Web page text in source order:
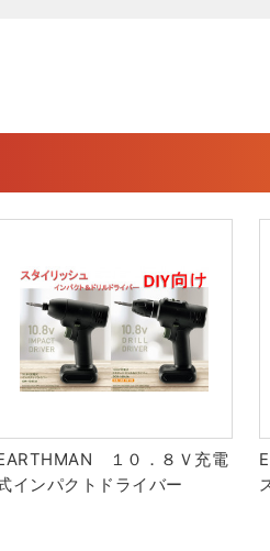
１０．８Ｖ充電
インパクトドライバー